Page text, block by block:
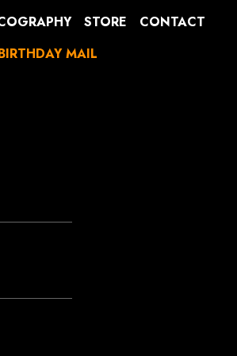
STORE
CONTACT
MAIL